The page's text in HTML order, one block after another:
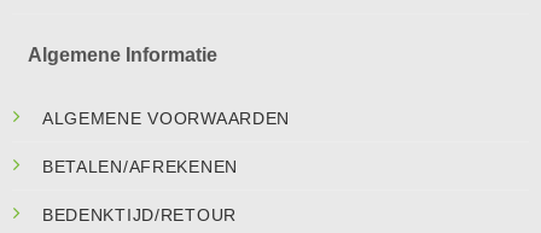
Algemene Informatie
ALGEMENE VOORWAARDEN
BETALEN/AFREKENEN
BEDENKTIJD/RETOUR